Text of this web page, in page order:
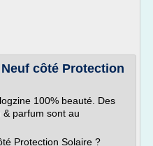
côté Protection
100% beauté. Des
& parfum sont au
Protection Solaire ?